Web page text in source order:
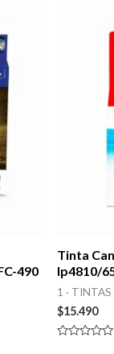
490
Tinta
Ip4810/
1 · TINTAS
$15.490